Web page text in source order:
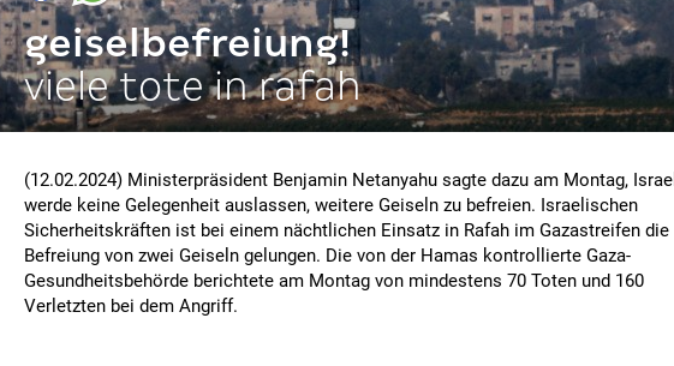
geiselbefreiung!
viele tote in rafah
(12.02.2024) Ministerpräsident Benjamin Netanyahu sagte dazu am Montag, Israel
werde keine Gelegenheit auslassen, weitere Geiseln zu befreien. Israelischen
Sicherheitskräften ist bei einem nächtlichen Einsatz in Rafah im Gazastreifen die
Befreiung von zwei Geiseln gelungen. Die von der Hamas kontrollierte Gaza-
Gesundheitsbehörde berichtete am Montag von mindestens 70 Toten und 160
Verletzten bei dem Angriff.